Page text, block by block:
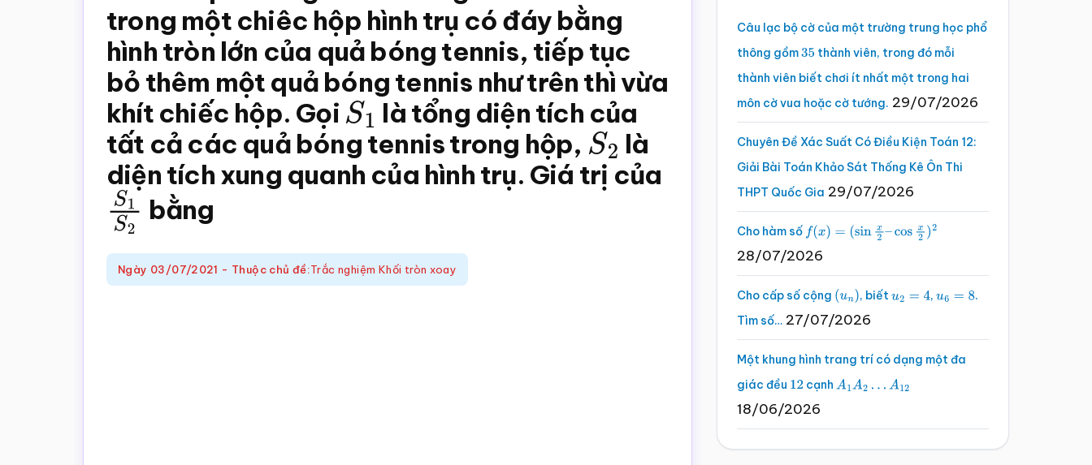
toán
khoa
Toán,
nghiệm
Toán
online
trong một chiêc hộp hình trụ có đáy bằng
hình tròn lớn của quả bóng tennis, tiếp tục
bỏ thêm một quả bóng tennis như trên thì vừa
khít chiếc hộp. Gọi S1 là tổng diện tích của
tất cả các quả bóng tennis trong hộp, S2 là
diện tích xung quanh của hình trụ. Giá trị của
S1S 2
bằng
Ngày 03/07/2021 - Thuộc chủ đề:Trắc nghiệm Khối tròn xoay
Câu lạc bộ cờ của một trường trung học phổ
thông gồm35 thành viên, trong đó mỗi
thành viên biết chơi ít nhất một trong hai
môn cờ vua hoặc cờ tướng. 29/07/2026
Chuyên Đề Xác Suất Có Điều Kiện Toán 12:
Giải Bài Toán Khảo Sát Thống Kê Ôn Thi
THPT Quốc Gia 29/07/2026
Cho hàm số f(x)=(sinx2 –cosx2 )2
28/07/2026
Cho cấp số cộng (un), biếtu2 =4 , u6 =8
.
Tìm số… 27/07/2026
Một khung hình trang trí có dạng một đa
giác đều 12 cạnh A1A2…A 12
18/06/2026